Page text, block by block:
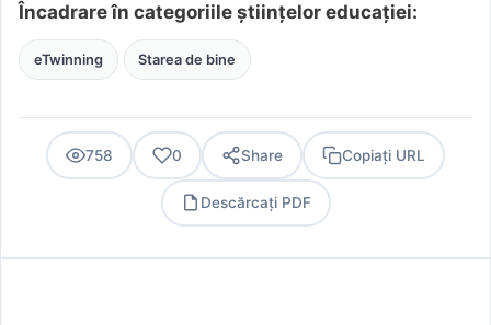
Încadrare în categoriile științelor educației:
eTwinning Starea de bine
758 0 Share Copiați URL
Descărcați PDF